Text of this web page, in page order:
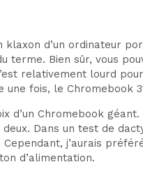
klaxon d’un ordinateur
terme. Bien sûr, vous
relativement lourd
fois, le Chromebook
d’un Chromebook
Dans un test de
j’aurais
d’alimentation.